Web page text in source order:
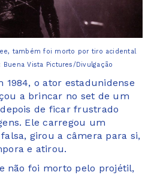
também foi morto por tiro acidental
Vista Pictures/Divulgação
1984, o ator estadunidense
a brincar no set de um
de ficar frustrado
Ele carregou um
girou a câmera para si,
e atirou.
não foi morto pelo projétil,